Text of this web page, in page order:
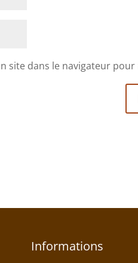
site dans le navigateur
Informations